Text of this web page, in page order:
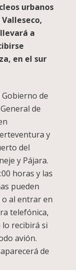
urbanos
a
en el sur
de
de
y
del
y Pájara.
horas y las
pueden
al entrar en
telefónica,
recibirá si
avión.
de